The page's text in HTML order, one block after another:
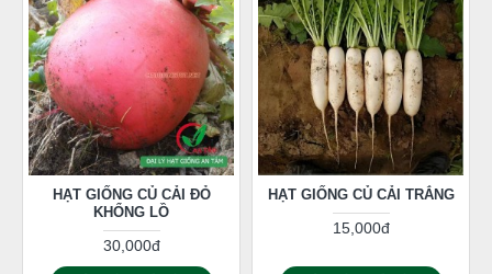
HẠT GIỐNG CỦ CẢI ĐỎ
KHỔNG LỒ
30,000đ
HẠT GIỐNG CỦ CẢI TRẮNG
15,000đ